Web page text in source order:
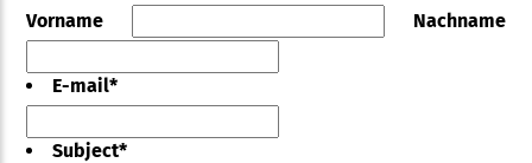
Vorname
Nachname
E-mail*
Subject*